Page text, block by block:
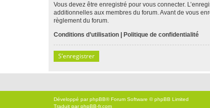
Vous devez être enregistré pour vous connecter.
additionnelles aux membres du forum. Avant de vous
règlement du forum.
Conditions d’utilisation | Politique de confidentialité
S’enregistrer
Développé parphpBB® Forum Software © phpBB Limited
Traduit parphpBB-fr.com